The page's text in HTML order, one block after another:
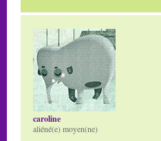
caroline
aliéné(e) moyen(ne)